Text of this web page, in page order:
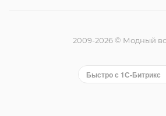
2009-2026 © Модный
Быстро с 1С-Битрикс